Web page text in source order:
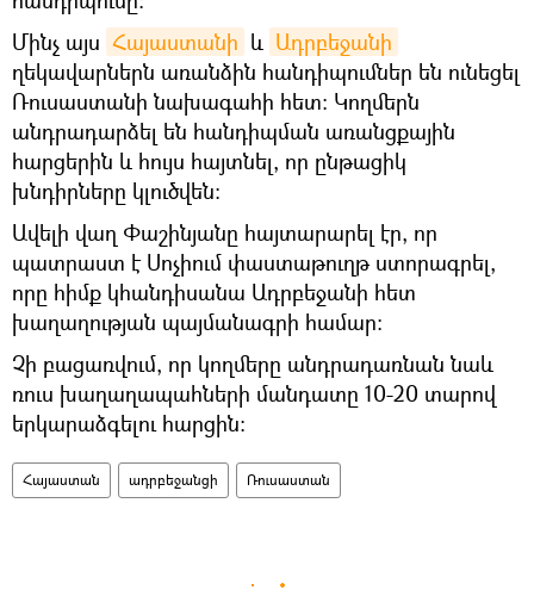
Մինչ այս Հայաստանի և Ադրբեջանի
ղեկավարներն առանձին հանդիպումներ են ունեցել
Ռուսաստանի նախագահի հետ։ Կողմերն
անդրադարձել են հանդիպման առանցքային
հարցերին և հույս հայտնել, որ ընթացիկ
խնդիրները կլուծվեն։
Ավելի վաղ Փաշինյանը հայտարարել էր, որ
պատրաստ է Սոչիում փաստաթուղթ ստորագրել,
որը հիմք կհանդիսանա Ադրբեջանի հետ
խաղաղության պայմանագրի համար։
Չի բացառվում, որ կողմերը անդրադառնան նաև
ռուս խաղաղապահների մանդատը 10-20 տարով
երկարաձգելու հարցին։
Հայաստան ադրբեջանցի Ռուսաստան